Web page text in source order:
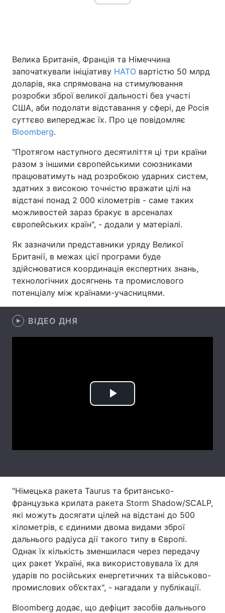
Економіка Світ
Спорт Наука
Зброя
Здоров'я
Цікавинки Погода
Екологія Регіони
Лонгріди
Відео з Youtube Статті
Інтерв'ю Думки
Контакти
Тема оформлення
Велика Британія, Франція та Німеччина
започаткували ініціативу НАТО вартістю 50 млрд
доларів, яка спрямована на стимулювання
розробки зброї великої дальності без участі
США, аби подолати відставання у сфері, де Росія
суттєво випереджає їх. Про це повідомляє
Bloomberg.
"Протягом наступного десятиліття ці три країни
разом з іншими європейськими союзниками
працюватимуть над розробкою ударних систем,
здатних з високою точністю вражати цілі на
відстані понад 2 000 кілометрів - саме таких
можливостей зараз бракує в арсеналах
європейських країн", - додали у матеріалі.
Як зазначили представники уряду Великої
Британії, в межах цієї програми буде
здійснюватися координація експертних знань,
технологічних досягнень та промислового
потенціалу між країнами-учасницями.
ВІДЕО ДНЯ
Play
"Німецька ракета Taurus та британсько-
французька крилата ракета Storm Shadow/SCALP,
які можуть досягати цілей на відстані до 500
кілометрів, є єдиними двома видами зброї
дальнього радіуса дії такого типу в Європі.
Однак їх кількість зменшилася через передачу
цих ракет Україні, яка використовувала їх для
ударів по російських енергетичних та військово-
промислових об’єктах", - нагадали у публікації.
Bloomberg додає, що дефіцит засобів дальнього